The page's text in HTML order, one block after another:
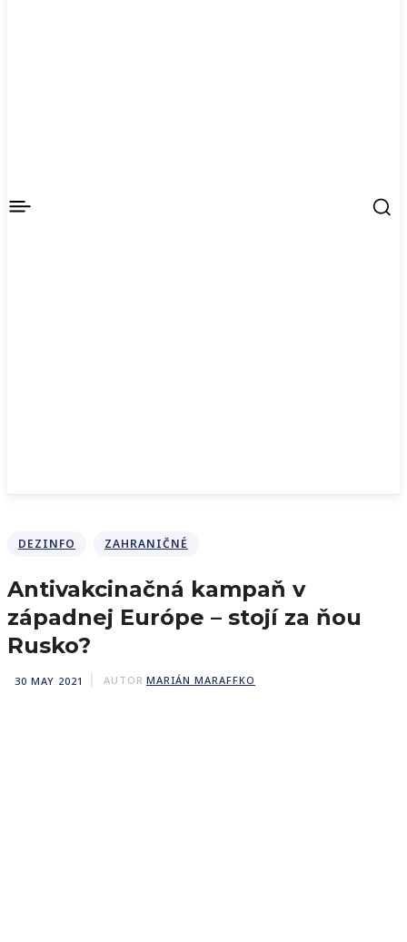
DEZINFO ZAHRANIČNÉ
Antivakcinačná kampaň v
západnej Európe – stojí za ňou
Rusko?
30 MAY 2021 AUTOR MARIÁN MARAFFKO